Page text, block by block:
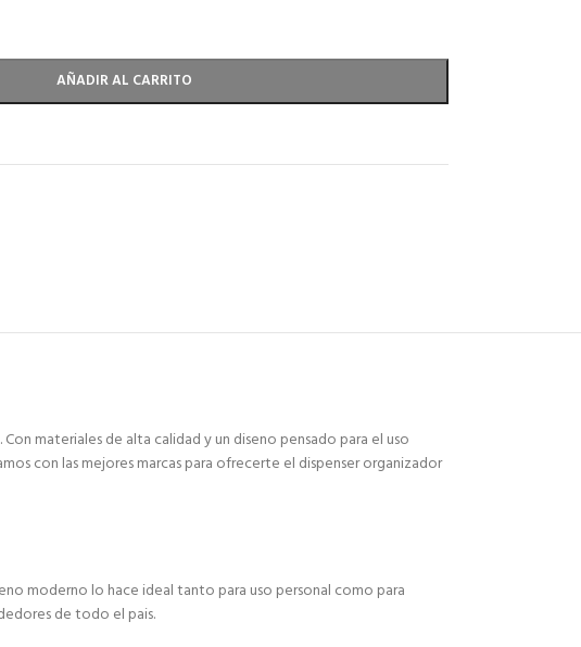
AÑADIR AL CARRITO
materiales de alta calidad y un diseno pensado para el uso
con las mejores marcas para ofrecerte el dispenser organizador
moderno lo hace ideal tanto para uso personal como para
de todo el pais.